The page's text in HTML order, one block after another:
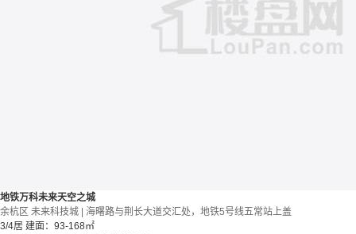
地铁万科未来天空之城
余杭区 未来科技城 | 海曙路与荆长大道交汇处，地铁5号线五常站上盖
3/4居 建面：93-168㎡